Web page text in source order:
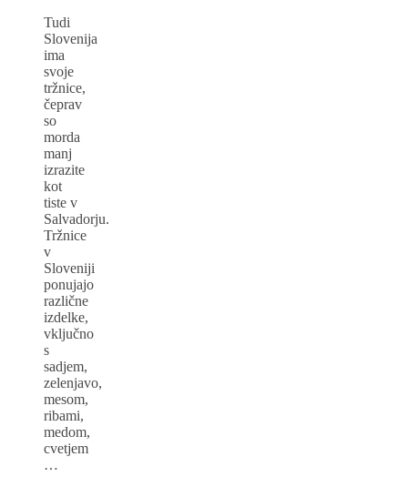
Tudi
Slovenija
ima
svoje
tržnice,
čeprav
so
morda
manj
izrazite
kot
tiste v
Salvadorju.
Tržnice
v
Sloveniji
ponujajo
različne
izdelke,
vključno
s
sadjem,
zelenjavo,
mesom,
ribami,
medom,
cvetjem
…